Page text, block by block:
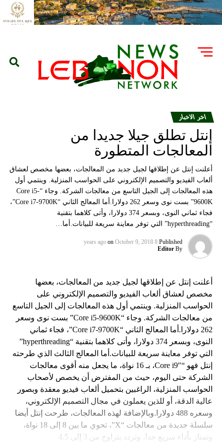
اخر الاخبار
إنتل تطلق جيلا جديدا من
المعالجات المتطورة
أعلنت إنتل عن إطلاقها لجيل جديد من المعالجات، بعضها مخصص لعشاق
ألعاب الفيديو والتصميم الإلكتروني على الحواسب المنزلية. وينتمي أول
هذه المعالجات إلى الجيل التاسع من معالجات الشركة. وجاء “Core i5-
9600K” بست نوى وسعر 262 دولارا.أما المعالج الثاني “Core i7-9700K”،
فجاء ثماني النوى، وبسعر 374 دولارا، وأتى كلاهما بتقنية
“hyperthreading” التي توفر معاينة سريعة للبيانات.أما…
Published
8 years ago
on October 9, 2018
By
Editor
أعلنت إنتل عن إطلاقها لجيل جديد من المعالجات، بعضها
مخصص لعشاق ألعاب الفيديو والتصميم الإلكتروني على
الحواسب المنزلية. وينتمي أول هذه المعالجات إلى الجيل التاسع
من معالجات الشركة. وجاء “Core i5-9600K” بست نوى وسعر
262 دولارا.أما المعالج الثاني “Core i7-9700K”، فجاء ثماني
النوى، وبسعر 374 دولارا، وأتى كلاهما بتقنية “hyperthreading”
التي توفر معاينة سريعة للبيانات.أما المعالج الثالث الذي طرحته
إنتل فهو “Core i9″، بـ 16 نواة، ما يجعل منه أقوى معالجات
الشركة حتى اليوم، حيث من المفترض أن يخصص لأصحاب
الحواسب المنزلية، الراغبين بتحميل ألعاب فيديو معقدة وبصور
عالية الدقة، أو للذين يعملون في مجال التصميم الإلكتروني،
وسعره 488 دولارا.وبالإضافة لهذه المعالجات، طرحت إنتل أيضا
سلسلة جديدة من معالجات “X”، تحوي ما بين 8 إلى 18 نواة،
وتمتاز بأداء سريع جدا، وتردد يتراوح من 3 إلى 4.5